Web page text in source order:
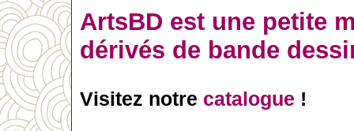
ArtsBD est une petite
dérivés de bande
Visitez notre catalogue !